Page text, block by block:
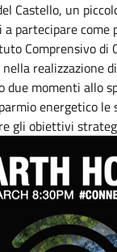
Castello, un
a partecipare
Comprensivo
realizzazione
due momenti allo
energetico
gli obiettivi